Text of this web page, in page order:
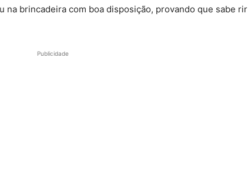
na brincadeira com boa disposição, provando que sabe rir
Publicidade